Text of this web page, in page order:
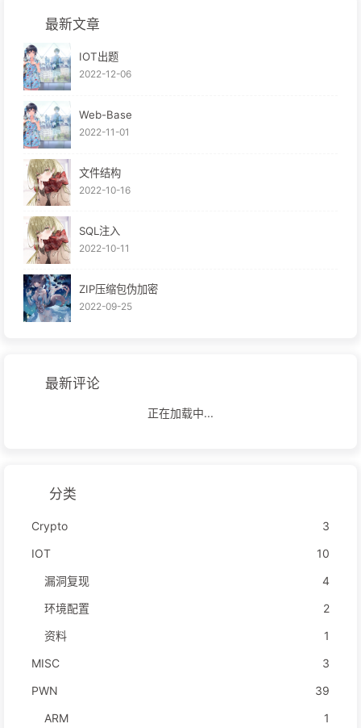
最新文章
IOT出题
2022-12-06
Web-Base
2022-11-01
文件结构
2022-10-16
SQL注入
2022-10-11
ZIP压缩包伪加密
2022-09-25
最新评论
正在加载中...
分类
Crypto
3
IOT
10
漏洞复现
4
环境配置
2
资料
1
MISC
3
PWN
39
ARM
1